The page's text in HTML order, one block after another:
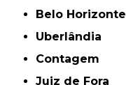
Belo Horizonte
Uberlândia
Contagem
Juiz de Fora